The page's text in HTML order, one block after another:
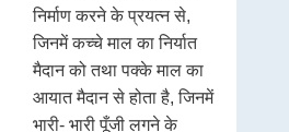
निर्माण करने के प्रयत्न से,
जिनमें कच्चे माल का निर्यात
मैदान को तथा पक्के माल का
आयात मैदान से होता है, जिनमें
भारी- भारी पूँजी लगने के